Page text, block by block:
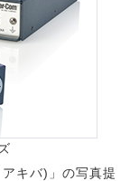
キバ)」の写真提